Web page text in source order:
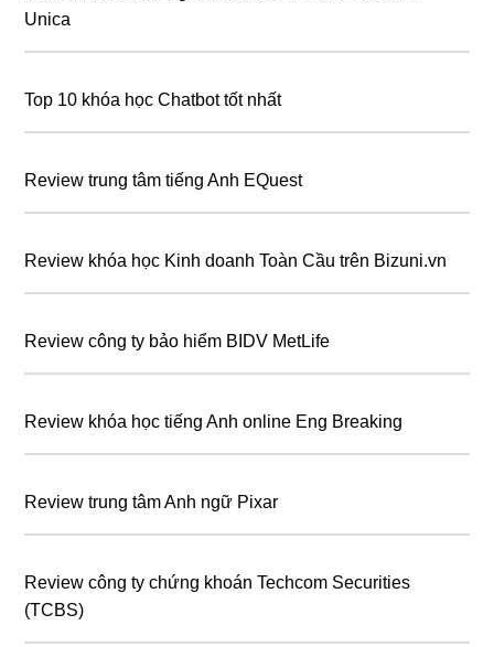
Unica
Top 10 khóa học Chatbot tốt nhất
Review trung tâm tiếng Anh EQuest
Review khóa học Kinh doanh Toàn Cầu trên Bizuni.vn
Review công ty bảo hiểm BIDV MetLife
Review khóa học tiếng Anh online Eng Breaking
Review trung tâm Anh ngữ Pixar
Review công ty chứng khoán Techcom Securities
(TCBS)